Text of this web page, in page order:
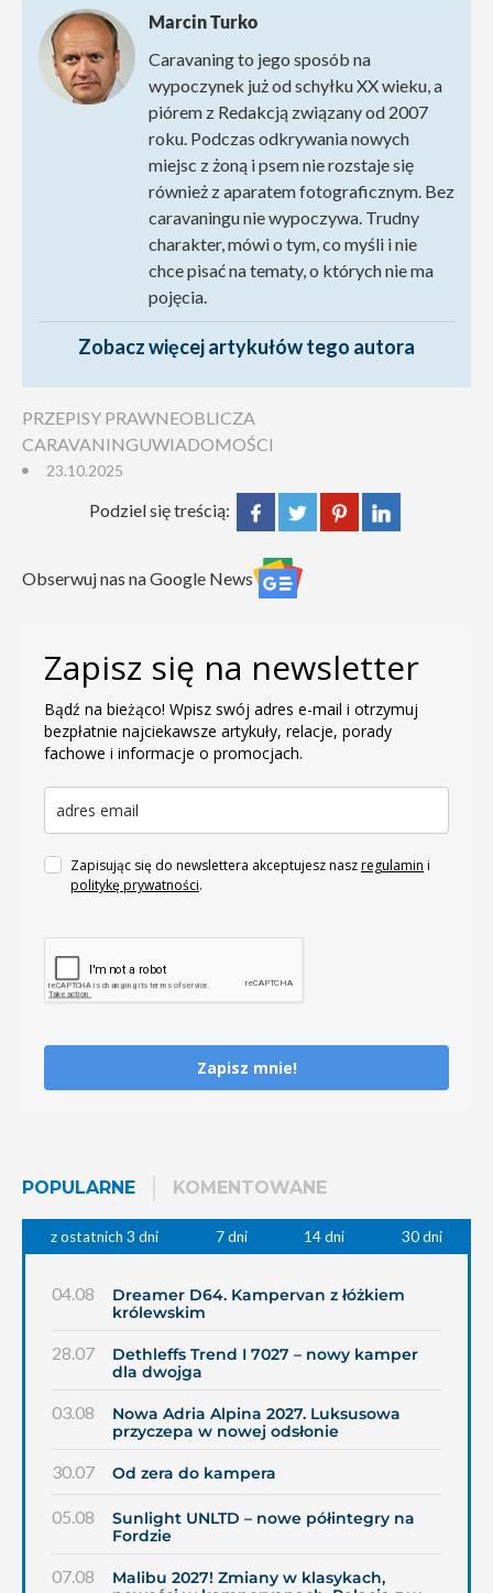
Marcin Turko
Caravaning to jego sposób na
wypoczynek już od schyłku XX wieku, a
piórem z Redakcją związany od 2007
roku. Podczas odkrywania nowych
miejsc z żoną i psem nie rozstaje się
również z aparatem fotograficznym. Bez
caravaningu nie wypoczywa. Trudny
charakter, mówi o tym, co myśli i nie
chce pisać na tematy, o których nie ma
pojęcia.
Zobacz więcej artykułów tego autora
PRZEPISY PRAWNEOBLICZA
CARAVANINGUWIADOMOŚCI
23.10.2025
Podziel się treścią:
Obserwuj nas na Google News
Zapisz się na newsletter
Bądź na bieżąco! Wpisz swój adres e-mail i otrzymuj
bezpłatnie najciekawsze artykuły, relacje, porady
fachowe i informacje o promocjach.
Zapisując się do newslettera akceptujesz naszregulamin i
politykę prywatności.
Zapisz mnie!
POPULARNE KOMENTOWANE
z ostatnich 3 dni 7 dni 14 dni 30 dni
04.08
Dreamer D64. Kampervan z łóżkiem
królewskim
28.07
Dethleffs Trend I 7027 – nowy kamper
dla dwojga
03.08
Nowa Adria Alpina 2027. Luksusowa
przyczepa w nowej odsłonie
30.07 Od zera do kampera
05.08
Sunlight UNLTD – nowe półintegry na
Fordzie
07.08
Malibu 2027! Zmiany w klasykach,